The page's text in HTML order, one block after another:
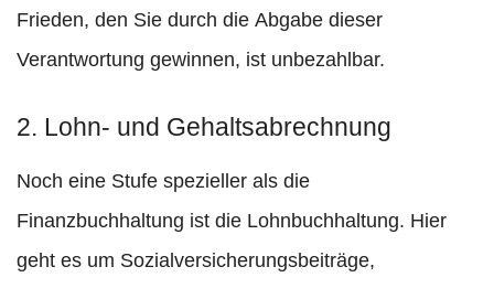
Frieden, den Sie durch die Abgabe dieser
Verantwortung gewinnen, ist unbezahlbar.
2. Lohn- und Gehaltsabrechnung
Noch eine Stufe spezieller als die
Finanzbuchhaltung ist die Lohnbuchhaltung. Hier
geht es um Sozialversicherungsbeiträge,